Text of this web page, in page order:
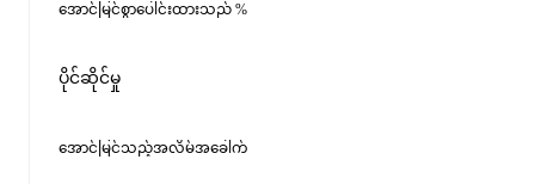
အောင်မြင်စွာပေါင်းထားသည် %
ပိုင်ဆိုင်မှု
အောင်မြင်သည့်အလိမ်အခေါက်